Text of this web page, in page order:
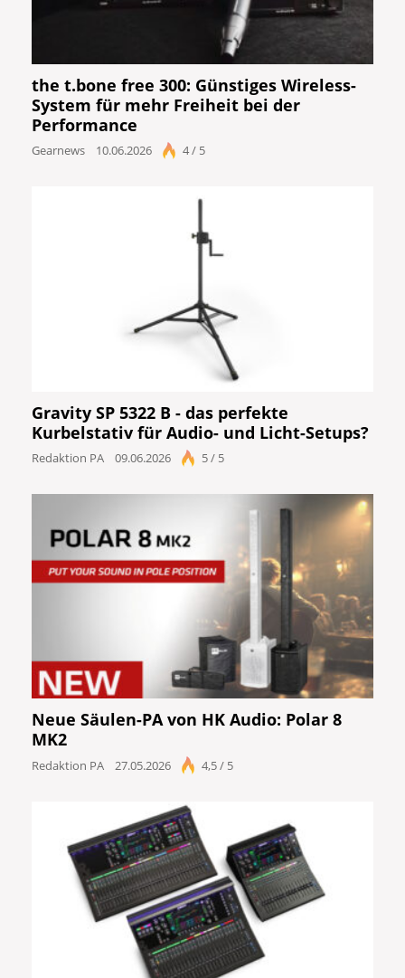
the t.bone free 300: Günstiges Wireless-
System für mehr Freiheit bei der
Performance
Gearnews 10.06.2026 4 / 5
Gravity SP 5322 B - das perfekte
Kurbelstativ für Audio- und Licht-Setups?
Redaktion PA 09.06.2026 5 / 5
Neue Säulen-PA von HK Audio: Polar 8
MK2
Redaktion PA 27.05.2026 4,5 / 5